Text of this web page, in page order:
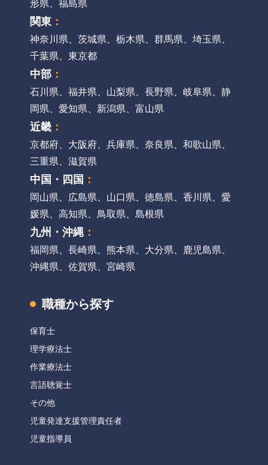
形県 福島県
関東 ：
神奈川県 茨城県 栃木県 群馬県 埼玉県
千葉県
東京都
中部 ：
石川県 福井県 山梨県 長野県 岐阜県
静
岡県
愛知県 新潟県 富山県
近畿 ：
京都府 大阪府 兵庫県 奈良県 和歌山県
三重県
滋賀県
中国・四国 ：
岡山県 広島県 山口県 徳島県 香川県
愛
媛県
高知県 鳥取県 島根県
九州・沖縄 ：
福岡県 長崎県 熊本県 大分県 鹿児島県
沖縄県
佐賀県 宮崎県
職種から探す
保育士
理学療法士
作業療法士
言語聴覚士
その他
児童発達支援管理責任者
児童指導員